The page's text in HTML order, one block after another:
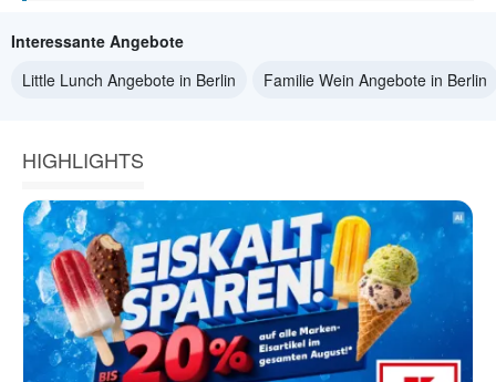
Interessante Angebote
Little Lunch Angebote in Berlin
Familie Wein Angebote in Berlin
HIGHLIGHTS